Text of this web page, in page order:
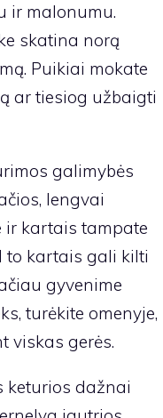
ir malonumu.
skatina norą
Puikiai mokate
ar tiesiog užbaigti
galimybės
lengvai
ir kartais tampate
to kartais gali kilti
gyvenime
turėkite omenyje,
viskas gerės.
keturios dažnai